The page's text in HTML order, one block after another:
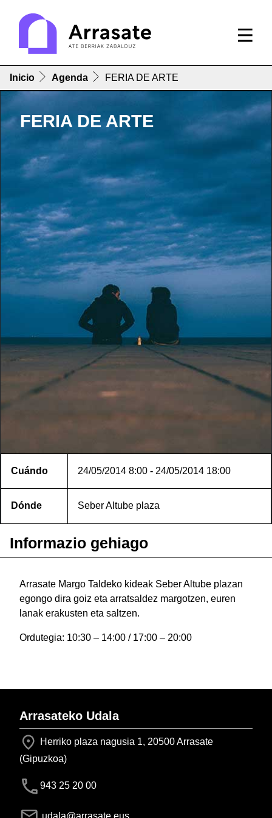
Inicio Agenda FERIA DE ARTE
FERIA DE ARTE
Cuándo 24/05/2014 8:00 - 24/05/2014 18:00
Dónde Seber Altube plaza
Informazio gehiago
Arrasate Margo Taldeko kideak Seber Altube plazan
egongo dira goiz eta arratsaldez margotzen, euren
lanak erakusten eta saltzen.
Ordutegia: 10:30 – 14:00 / 17:00 – 20:00
Arrasateko Udala
Herriko plaza nagusia 1, 20500 Arrasate
(Gipuzkoa)
943 25 20 00
udala@arrasate.eus